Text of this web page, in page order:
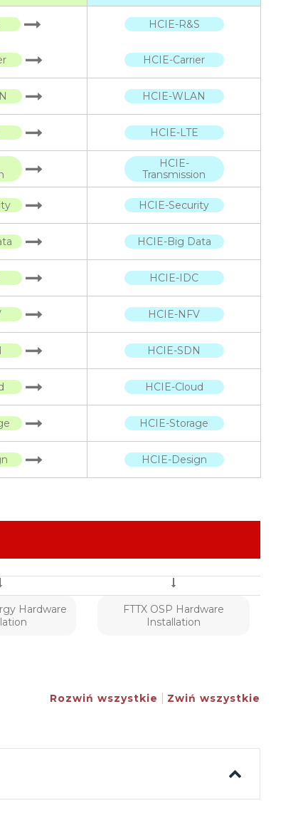
HCIE-R&S
HCIE-Carrier
HCIE-WLAN
HCIE-LTE
HCIE-
Transmission
HCIE-Security
HCIE-Big Data
HCIE-IDC
HCIE-NFV
HCIE-SDN
HCIE-Cloud
HCIE-Storage
HCIE-Design
Hardware
FTTX OSP Hardware
Installation
Rozwiń wszystkie Zwiń wszystkie